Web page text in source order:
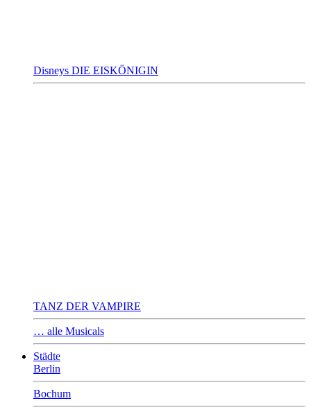
Disneys DIE EISKÖNIGIN
TANZ DER VAMPIRE
… alle Musicals
Städte
Berlin
Bochum